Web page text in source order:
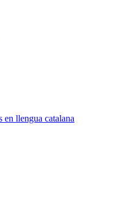
llengua catalana